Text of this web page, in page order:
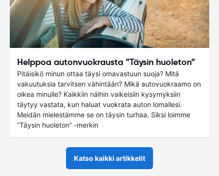
Helppoa autonvuokrausta ”Täysin huoleton”
Pitäisikö minun ottaa täysi omavastuun suoja? Mitä
vakuutuksia tarvitsen vähintään? Mikä autovuokraamo on
oikea minulle? Kaikkiin näihin vaikeisiin kysymyksiin
täytyy vastata, kun haluat vuokrata auton lomallesi.
Meidän mielestämme se on täysin turhaa. Siksi loimme
”Täysin huoleton” -merkin
Katso kaikki artikkelit